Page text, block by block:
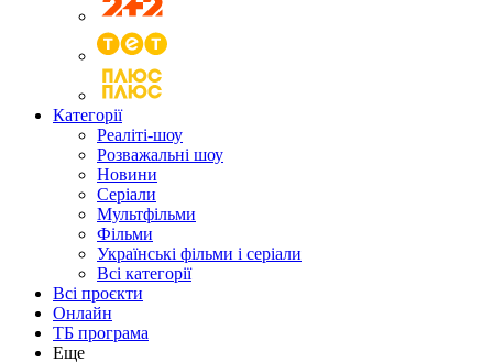
Категорії
Реаліті-шоу
Розважальні шоу
Новини
Серіали
Мультфільми
Фільми
Українські фільми і серіали
Всі категорії
Всі проєкти
Онлайн
ТБ програма
Еще